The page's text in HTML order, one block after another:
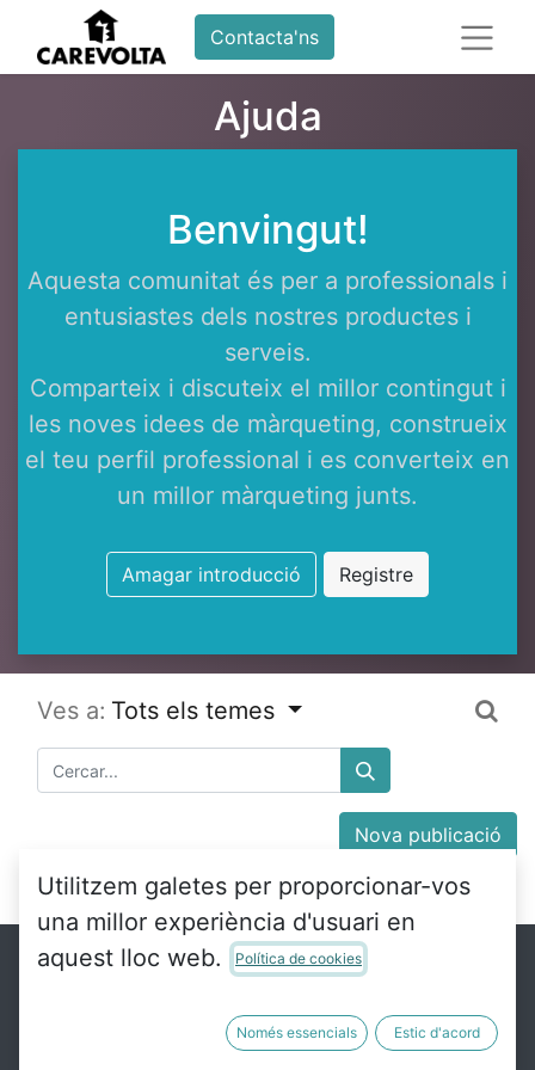
Contacta'ns
Ajuda
Benvingut!
Aquesta comunitat és per a professionals i
entusiastes dels nostres productes i
serveis.
Comparteix i discuteix el millor contingut i
les noves idees de màrqueting, construeix
el teu perfil professional i es converteix en
un millor màrqueting junts.
Amagar introducció Registre
Ves a: Tots els temes
Nova publicació
Utilitzem galetes per proporcionar-vos
una millor experiència d'usuari en
aquest lloc web.
Política de cookies
Només essencials Estic d'acord